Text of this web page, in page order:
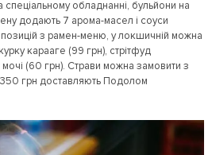
обладнанні, бульйони на
додають 7 арома-масел і соуси
з рамен-меню, у локшичній можна
карааге (99 грн), стрітфуд
мочі (60 грн). Страви можна замовити з
грн доставляють Подолом